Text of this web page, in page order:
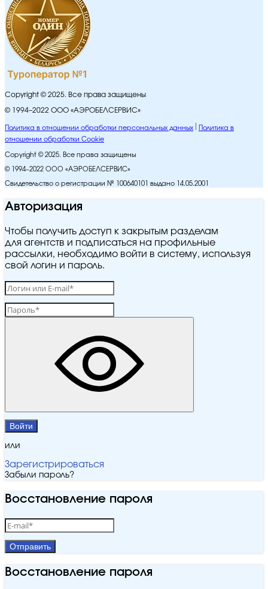
Copyright © 2025. Все права защищены
© 1994–2022 ООО «АЭРОБЕЛСЕРВИС»
Политика в отношении обработки персональных данных
Политика в
отношении обработки Cookie
Copyright © 2025. Все права защищены
© 1994–2022 ООО «АЭРОБЕЛСЕРВИС»
Свидетельство о регистрации № 100640101 выдано 14.05.2001
Авторизация
Чтобы получить доступ к закрытым разделам
для агентств и подписаться на профильные
рассылки, необходимо войти в систему, используя
свой логин и пароль.
Войти
или
Зарегистрироваться
Забыли пароль?
Восстановление пароля
Отправить
Восстановление пароля